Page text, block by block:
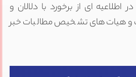
اطلاعیه ای از برخورد با دلالان و
هیات‌های تشخیص مطالبات خبر